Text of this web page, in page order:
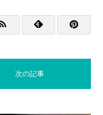
次の記事